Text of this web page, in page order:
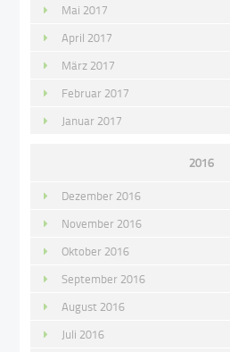
Mai 2017
April 2017
März 2017
Februar 2017
Januar 2017
2016
Dezember 2016
November 2016
Oktober 2016
September 2016
August 2016
Juli 2016